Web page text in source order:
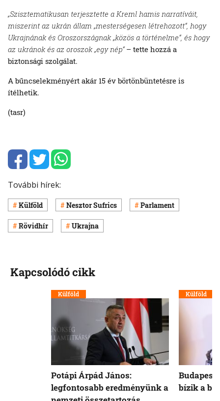
„Szisztematikusan terjesztette a Kreml hamis narratíváit,
miszerint az ukrán állam „mesterségesen létrehozott“, hogy
Ukrajnának és Oroszországnak „közös a történelme“, és hogy
az ukránok és az oroszok „egy nép“– tette hozzá a
biztonsági szolgálat.
A bűncselekményért akár 15 év börtönbüntetésre is
ítélhetik.
(tasr)
További hírek:
Külföld Nesztor Sufrics Parlament
Rövidhír Ukrajna
Kapcsolódó cikk
Külföld
Potápi Árpád János:
legfontosabb eredményünk a
Külföld
Budapest
bízik a